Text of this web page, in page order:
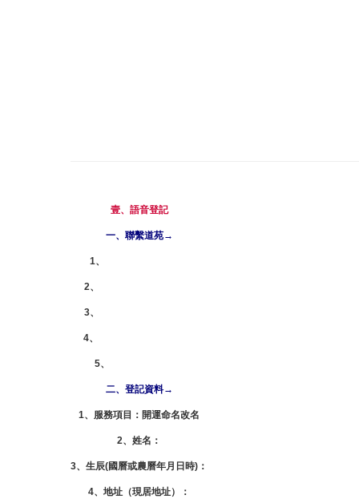
壹、語音登記
一、聯繫道苑→
1、
2、
3、
4、
5、
二、登記資料→
1、服務項目：開運命名改名
2、姓名：
3、生辰(國曆或農曆年月日時)：
4、地址（現居地址）：